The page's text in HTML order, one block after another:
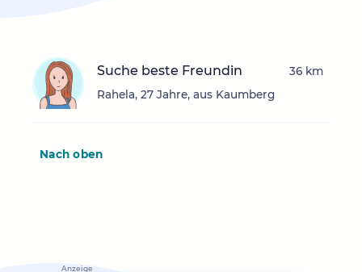
Suche beste Freundin
Rahela, 27 Jahre, aus Kaumberg
36 km
Nach oben